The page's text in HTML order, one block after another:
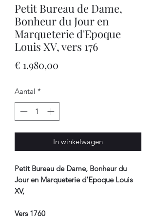
Petit Bureau de Dame,
Bonheur du Jour en
Marqueterie d'Epoque
Louis XV, vers 176
€ 1.980,00
Aantal *
In winkelwagen
Petit Bureau de Dame, Bonheur du
Jour en Marqueterie d'Epoque Louis
XV,
Vers 1760